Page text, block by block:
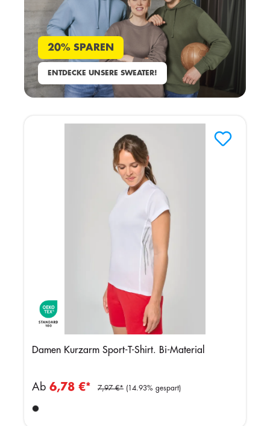
20% SPAREN
ENTDECKE UNSERE SWEATER!
Damen Kurzarm Sport-T-Shirt. Bi-Material
Ab 6,78 €* 7,97 €* (14.93% gespart)